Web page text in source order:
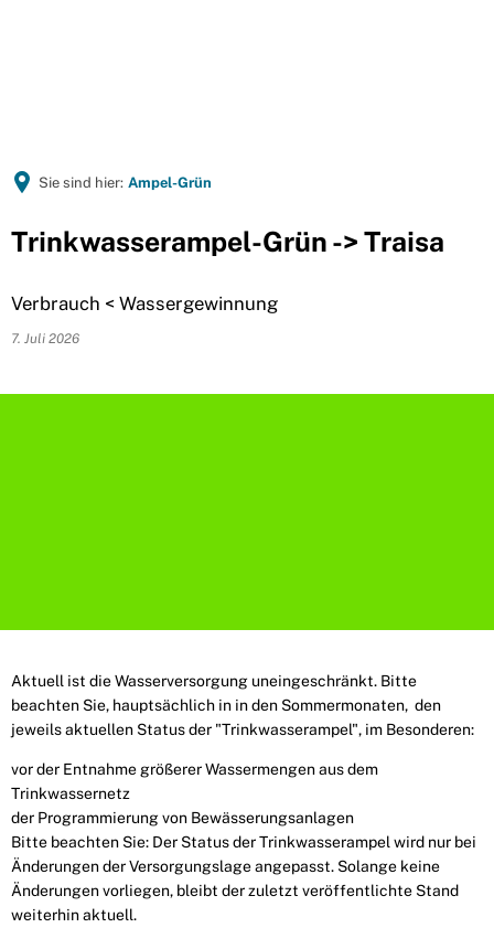
Sie sind hier: Ampel-Grün
Trinkwasserampel-Grün -> Traisa
Verbrauch < Wassergewinnung
7. Juli 2026
Aktuell ist die Wasserversorgung uneingeschränkt. Bitte
beachten Sie, hauptsächlich in in den Sommermonaten, den
jeweils aktuellen Status der "Trinkwasserampel", im Besonderen:
vor der Entnahme größerer Wassermengen aus dem
Trinkwassernetz
der Programmierung von Bewässerungsanlagen
Bitte beachten Sie: Der Status der Trinkwasserampel wird nur bei
Änderungen der Versorgungslage angepasst. Solange keine
Änderungen vorliegen, bleibt der zuletzt veröffentlichte Stand
weiterhin aktuell.